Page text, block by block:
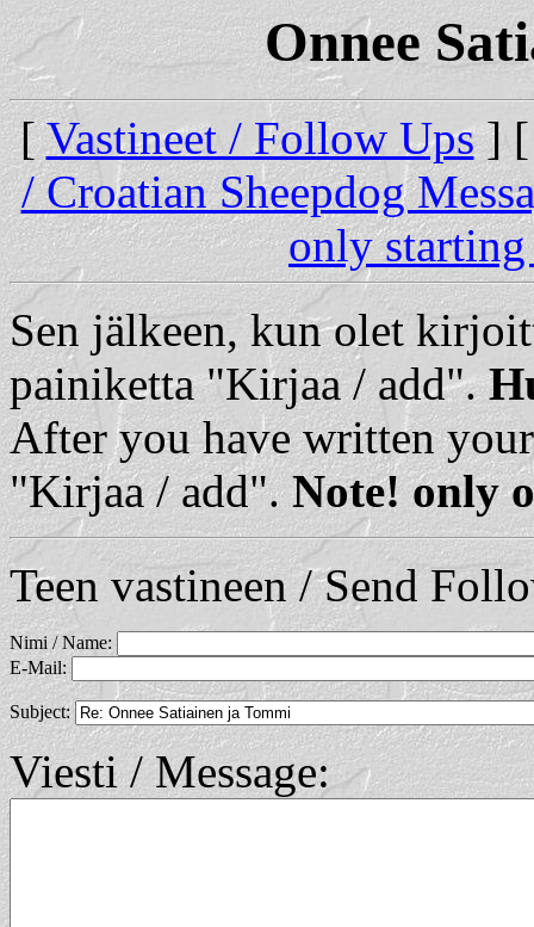
Onnee
[Vastineet / Follow Ups]
/ Croatian Sheepdog
only starting
Sen jälkeen, kun olet
painiketta "Kirjaa / add".
After you have written
"Kirjaa / add".Note! only
Teen vastineen / Send
Nimi / Name:
E-Mail:
Subject:
Viesti / Message: